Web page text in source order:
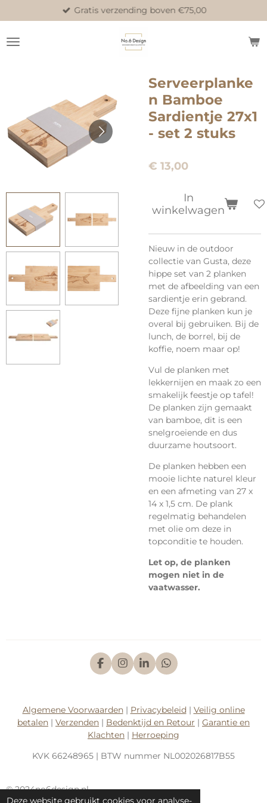
Deze website gebruikt cookies voor analyse-
direct
naar
de
Gratis verzending boven €75,00
Serveerplanke
n Bamboe
Sardientje 27x1
- set 2 stuks
€ 13,00
In
winkelwagen
Nieuw in de outdoor
collectie van Gusta, deze
hippe set van 2 planken
met de afbeelding van een
sardientje erin gebrand.
Deze fijne planken kun je
overal bij gebruiken. Bij de
lunch, de borrel, bij de
koffie, noem maar op!
Vul de planken met
lekkernijen en maak zo een
smakelijk feestje op tafel!
De planken zijn gemaakt
van bamboe, dit is een
snelgroeiende en dus
duurzame houtsoort.
De planken hebben een
mooie lichte naturel kleur
en een afmeting van 27 x
14 x 1,5 cm. De plank
regelmatig behandelen
met olie om deze in
topconditie te houden.
Let op, de planken
mogen niet in de
vaatwasser.
F
a
b
o
o
k
I
n
a
g
r
a
L
i
e
d
I
n
W
h
s
A
p
p
Algemene Voorwaarden| Privacybeleid | Veilig online
betalen | Verzenden | Bedenktijd en Retour | Garantie en
Klachten | Herroeping
KVK 66248965 | BTW nummer NL002026817B55
© 2024no6design.nl